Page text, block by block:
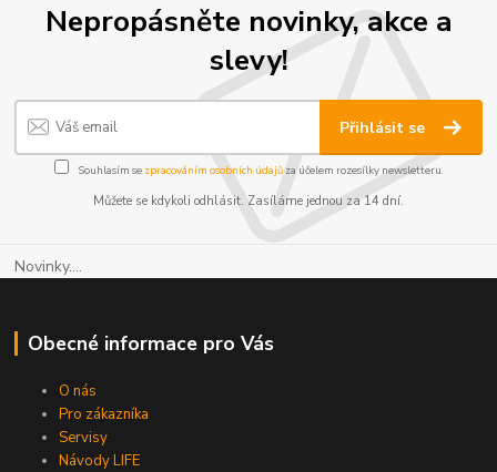
Nepropásněte novinky, akce a
slevy!
Přihlásit se
Souhlasím se zpracováním osobních údajůza účelem rozesílky newsletteru.
Můžete se kdykoli odhlásit. Zasíláme jednou za 14 dní.
Novinky....
Obecné informace pro Vás
O nás
Pro zákazníka
Servisy
Návody LIFE